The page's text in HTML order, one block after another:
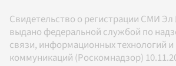
Свидетельство о регистрации СМИ
выдано федеральной службой по
связи, информационных технологий
коммуникаций (Роскомнадзор)